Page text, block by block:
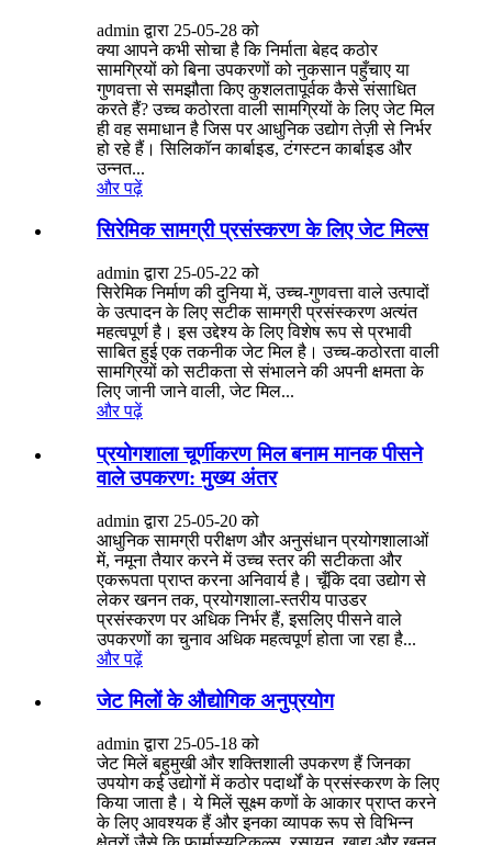
admin द्वारा 25-05-28 को
क्या आपने कभी सोचा है कि निर्माता बेहद कठोर
सामग्रियों को बिना उपकरणों को नुकसान पहुँचाए या
गुणवत्ता से समझौता किए कुशलतापूर्वक कैसे संसाधित
करते हैं? उच्च कठोरता वाली सामग्रियों के लिए जेट मिल
ही वह समाधान है जिस पर आधुनिक उद्योग तेज़ी से निर्भर
हो रहे हैं। सिलिकॉन कार्बाइड, टंगस्टन कार्बाइड और
उन्नत...
और पढ़ें
सिरेमिक सामग्री प्रसंस्करण के लिए जेट मिल्स
admin द्वारा 25-05-22 को
सिरेमिक निर्माण की दुनिया में, उच्च-गुणवत्ता वाले उत्पादों
के उत्पादन के लिए सटीक सामग्री प्रसंस्करण अत्यंत
महत्वपूर्ण है। इस उद्देश्य के लिए विशेष रूप से प्रभावी
साबित हुई एक तकनीक जेट मिल है। उच्च-कठोरता वाली
सामग्रियों को सटीकता से संभालने की अपनी क्षमता के
लिए जानी जाने वाली, जेट मिल...
और पढ़ें
प्रयोगशाला चूर्णीकरण मिल बनाम मानक पीसने
वाले उपकरण: मुख्य अंतर
admin द्वारा 25-05-20 को
आधुनिक सामग्री परीक्षण और अनुसंधान प्रयोगशालाओं
में, नमूना तैयार करने में उच्च स्तर की सटीकता और
एकरूपता प्राप्त करना अनिवार्य है। चूँकि दवा उद्योग से
लेकर खनन तक, प्रयोगशाला-स्तरीय पाउडर
प्रसंस्करण पर अधिक निर्भर हैं, इसलिए पीसने वाले
उपकरणों का चुनाव अधिक महत्वपूर्ण होता जा रहा है...
और पढ़ें
जेट मिलों के औद्योगिक अनुप्रयोग
admin द्वारा 25-05-18 को
जेट मिलें बहुमुखी और शक्तिशाली उपकरण हैं जिनका
उपयोग कई उद्योगों में कठोर पदार्थों के प्रसंस्करण के लिए
किया जाता है। ये मिलें सूक्ष्म कणों के आकार प्राप्त करने
के लिए आवश्यक हैं और इनका व्यापक रूप से विभिन्न